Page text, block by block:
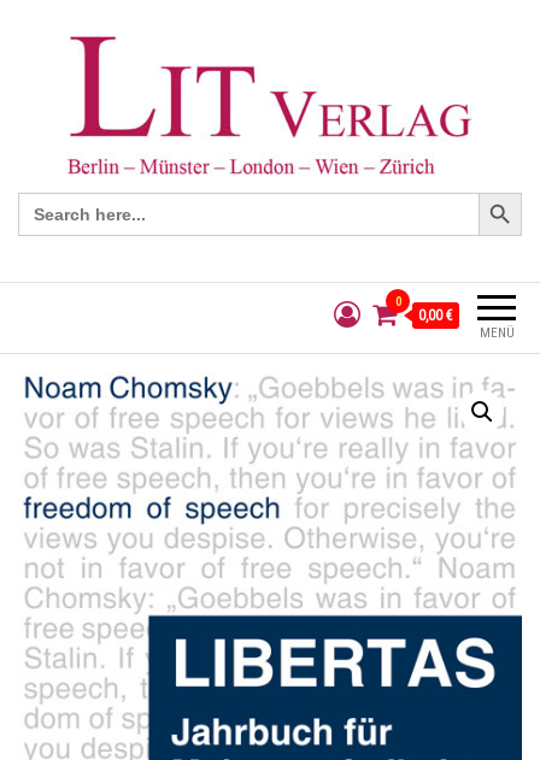
Search
for:
Search Button
MENÜ
0
0,00 €